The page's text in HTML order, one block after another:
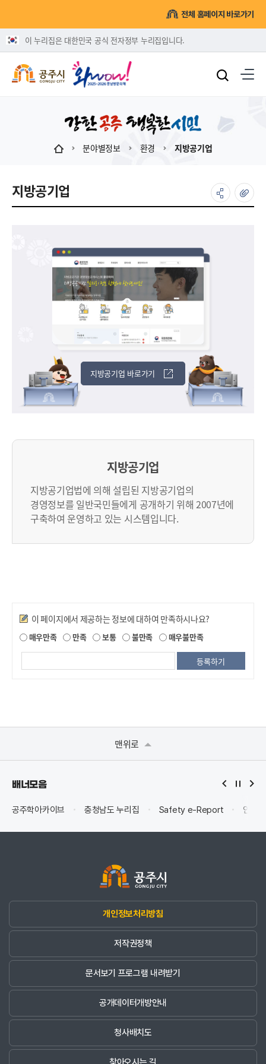
전체 홈페이지 바로가기
이 누리집은 대한민국 공식 전자정부 누리집입니다.
분야별정보 환경 지방공기업
지방공기업
지방공기업 바로가기
지방공기업
지방공기업법에 의해 설립된 지방공기업의
경영정보를 일반국민들에게 공개하기 위해 2007년에
구축하여 운영하고 있는 시스템입니다.
만족도조사
이 페이지에서 제공하는 정보에 대하여 만족하시나요?
매우만족 만족 보통 불만족 매우불만족
맨위로
배너모음
공주학아카이브 충청남도 누리집 Safety e-Report 안전
개인정보처리방침
저작권정책
문서보기 프로그램 내려받기
공개데이터개방안내
청사배치도